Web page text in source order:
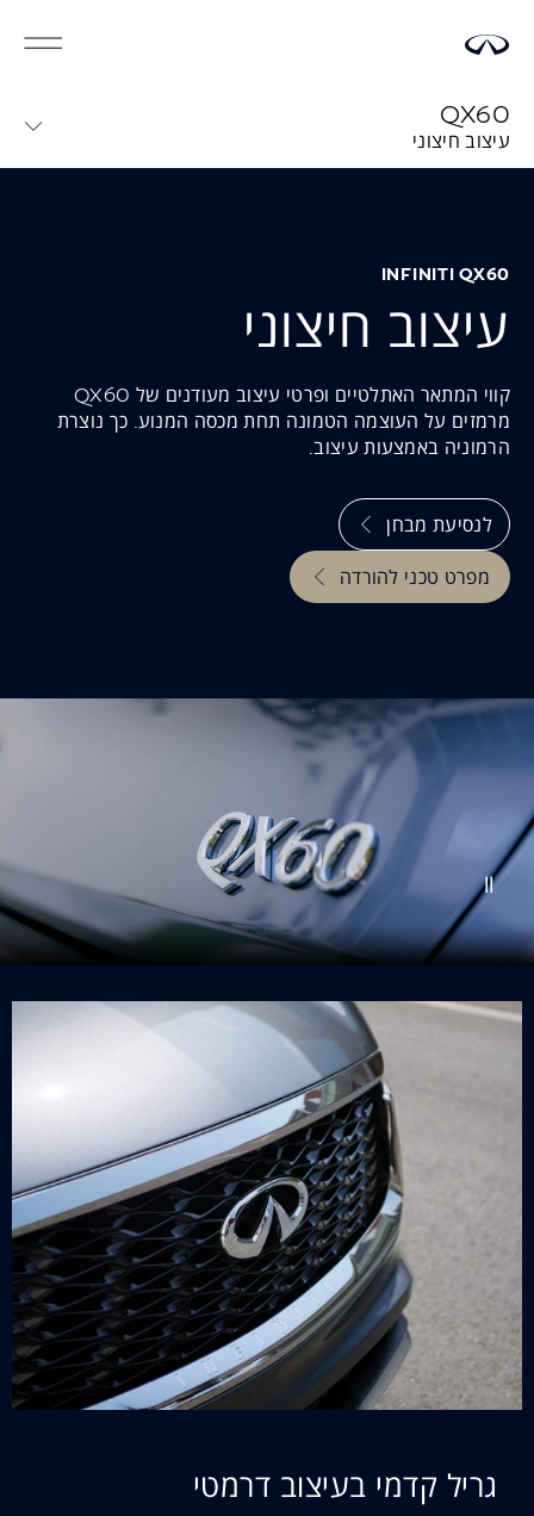
QX60
עיצוב חיצוני
INFINITI QX60
עיצוב חיצוני
קווי המתאר האתלטיים ופרטי עיצוב מעודנים של QX60
מרמזים על העוצמה הטמונה תחת מכסה המנוע. כך נוצרת
הרמוניה באמצעות עיצוב.
לנסיעת מבחן
מפרט טכני להורדה
גריל קדמי בעיצוב דרמטי